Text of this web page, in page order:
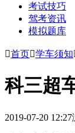
考试技巧
驾考资讯
模拟题库
首页学车须知
科三超
2019-07-20 12:27